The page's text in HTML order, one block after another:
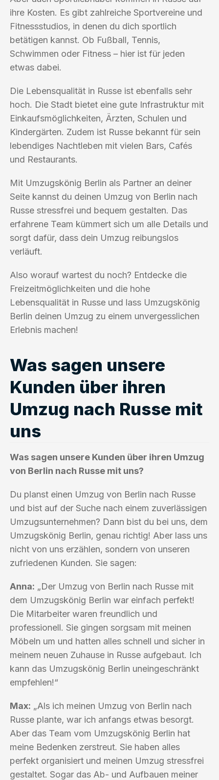
ihre Kosten. Es gibt zahlreiche Sportvereine und
Fitnessstudios, in denen du dich sportlich
betätigen kannst. Ob Fußball, Tennis,
Schwimmen oder Fitness – hier ist für jeden
etwas dabei.
Die Lebensqualität in Russe ist ebenfalls sehr
hoch. Die Stadt bietet eine gute Infrastruktur mit
Einkaufsmöglichkeiten, Ärzten, Schulen und
Kindergärten. Zudem ist Russe bekannt für sein
lebendiges Nachtleben mit vielen Bars, Cafés
und Restaurants.
Mit Umzugskönig Berlin als Partner an deiner
Seite kannst du deinen Umzug von Berlin nach
Russe stressfrei und bequem gestalten. Das
erfahrene Team kümmert sich um alle Details und
sorgt dafür, dass dein Umzug reibungslos
verläuft.
Also worauf wartest du noch? Entdecke die
Freizeitmöglichkeiten und die hohe
Lebensqualität in Russe und lass Umzugskönig
Berlin deinen Umzug zu einem unvergesslichen
Erlebnis machen!
Was sagen unsere
Kunden über ihren
Umzug nach Russe mit
uns
Was sagen unsere Kunden über ihren Umzug
von Berlin nach Russe mit uns?
Du planst einen Umzug von Berlin nach Russe
und bist auf der Suche nach einem zuverlässigen
Umzugsunternehmen? Dann bist du bei uns, dem
Umzugskönig Berlin, genau richtig! Aber lass uns
nicht von uns erzählen, sondern von unseren
zufriedenen Kunden. Sie sagen:
Anna: „Der Umzug von Berlin nach Russe mit
dem Umzugskönig Berlin war einfach perfekt!
Die Mitarbeiter waren freundlich und
professionell. Sie gingen sorgsam mit meinen
Möbeln um und hatten alles schnell und sicher in
meinem neuen Zuhause in Russe aufgebaut. Ich
kann das Umzugskönig Berlin uneingeschränkt
empfehlen!“
Max: „Als ich meinen Umzug von Berlin nach
Russe plante, war ich anfangs etwas besorgt.
Aber das Team vom Umzugskönig Berlin hat
meine Bedenken zerstreut. Sie haben alles
perfekt organisiert und meinen Umzug stressfrei
gestaltet. Sogar das Ab- und Aufbauen meiner